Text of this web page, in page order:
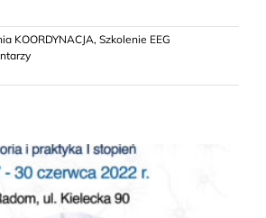
KOORDYNACJA, Szkolenie EEG